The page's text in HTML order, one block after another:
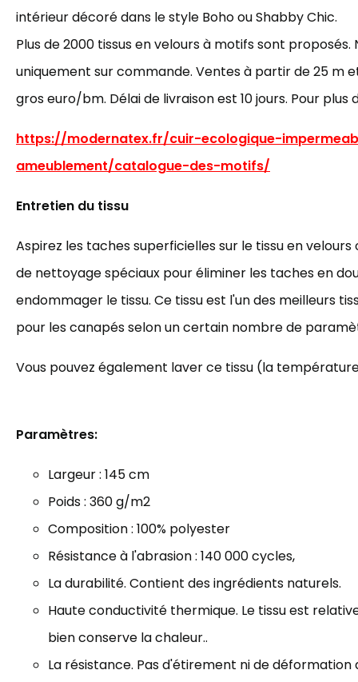
intérieur décoré dans le style Boho ou Shabby Chic.
Plus de 2000 tissus en velours à motifs sont proposés.
uniquement sur commande. Ventes à partir de 25 m
gros euro/bm. Délai de livraison est 10 jours. Pour
https://modernatex.fr/cuir-ecologique-
ameublement/catalogue-des-motifs/
Entretien du tissu
Aspirez les taches superficielles sur le tissu en velours
de nettoyage spéciaux pour éliminer les taches en
endommager le tissu. Ce tissu est l'un des meilleurs
pour les canapés selon un certain nombre de
Vous pouvez également laver ce tissu (la
Paramètres:
Largeur : 145 cm
Poids : 360 g/m2
Composition : 100% polyester
Résistance à l'abrasion : 140000 cycles,
La durabilité. Contient des ingrédients naturels.
Haute conductivité thermique. Le tissu est
bienconserve la chaleur..
La résistance. Pas d'étirement ni de déformation